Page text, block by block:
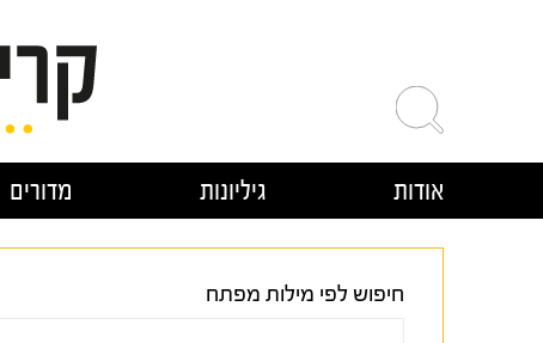
אודות גיליונות מדורים
חיפוש לפי מילות מפתח